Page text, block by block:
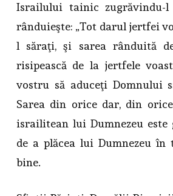
Israilului tainic
rânduieşte: „Tot darul jertfei
l săraţi, şi sarea rânduită
risipească de la jertfele
vostru să aduceţi Domnului
Sarea din orice dar, din
israilitean lui Dumnezeu este
de a plăcea lui Dumnezeu în
bine.